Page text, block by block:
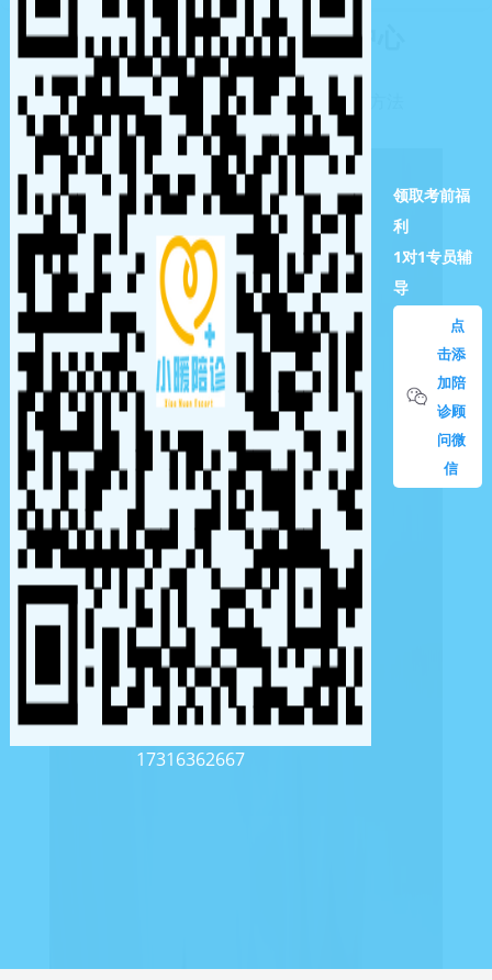
小暖陪诊职业技能孵化中心
交付的不只是报考通道，更是变现的方法
17316362667
领取考前福
利
1对1专员辅
导
击添
加陪
诊顾
问微
信